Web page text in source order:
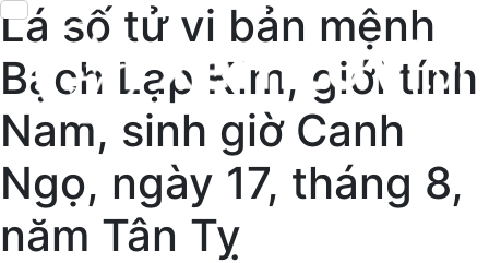
Lá số tử vi bản mệnh
Bạch Lạp Kim, giới tính
Nam, sinh giờ Canh
Ngọ, ngày 17, tháng 8,
năm Tân Tỵ